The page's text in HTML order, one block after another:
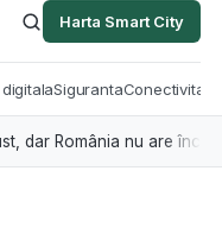
Harta Smart City
SigurantaConectivitate
România nu are încă